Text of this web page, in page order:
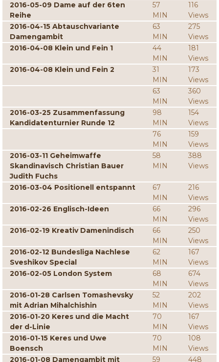
2016-05-09 Dame auf der 6ten
Reihe
57
MIN
116
Views
2016-04-15 Abtauschvariante
Damengambit
63
MIN
275
Views
2016-04-08 Klein und Fein 1
44
MIN
181
Views
2016-04-08 Klein und Fein 2
31
MIN
173
Views
63
MIN
360
Views
2016-03-25 Zusammenfassung
Kandidatenturnier Runde 12
98
MIN
154
Views
76
MIN
159
Views
2016-03-11 Geheimwaffe
Skandinavisch Christian Bauer
Judith Fuchs
58
MIN
388
Views
2016-03-04 Positionell entspannt
67
MIN
216
Views
2016-02-26 Englisch-Ideen
66
MIN
296
Views
2016-02-19 Kreativ Damenindisch
66
MIN
250
Views
2016-02-12 Bundesliga Nachlese
Sveshikov Special
62
MIN
167
Views
2016-02-05 London System
68
MIN
674
Views
2016-01-28 Carlsen Tomashevsky
mit Adrian Mihalchishin
52
MIN
202
Views
2016-01-20 Keres und die Macht
der d-Linie
70
MIN
167
Views
2016-01-15 Keres und Uwe
Boensch
70
MIN
108
Views
2016-01-08 Damengambit mit
59 448